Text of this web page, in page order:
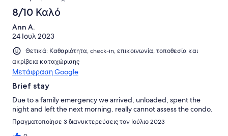
8/10 Καλό
Ann A.
24 Ιουλ 2023
Θετικά: Καθαριότητα, check-in, επικοινωνία, τοποθεσία και
ακρίβεια καταχώρισης
Μετάφραση Google
Brief stay
Due to a family emergency we arrived, unloaded, spent the
night and left the next morning. really cannot assess the condo.
Πραγματοποίησε 3 διανυκτερεύσεις τον Ιούλιο 2023